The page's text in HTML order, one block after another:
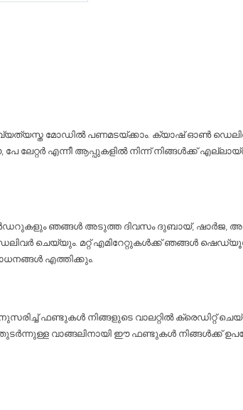
വ്യത്യസ്ത മോഡിൽ പണമടയ്ക്കാം. ക്യാഷ് ഓൺ
ലേറ്റർ എന്നീ ആപ്പുകളിൽ നിന്ന് നിങ്ങൾക്ക്
ഞങ്ങൾ അടുത്ത ദിവസം ദുബായ്, ഷാർജ,
ഡെലിവർ ചെയ്യും. മറ്റ് എമിറേറ്റുകൾക്ക് ഞങ്ങൾ
എത്തിക്കും.
ഫണ്ടുകൾ നിങ്ങളുടെ വാലറ്റിൽ ക്രെഡിറ്റ്
വാങ്ങലിനായി ഈ ഫണ്ടുകൾ നിങ്ങൾക്ക്